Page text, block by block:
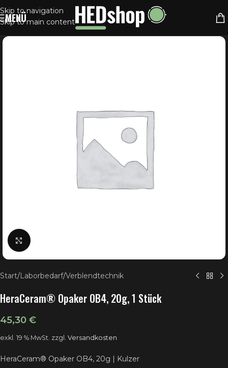
Skip to navigation
Skip to main content
MENÜ
Klick zum Vergrößern
Start/Laborbedarf/Verblendtechnik
HeraCeram® Opaker OB4, 20g, 1 Stück
45,30 €
exkl. 19 % MwSt. zzgl. Versandkosten
HeraCeram® Opaker OB4, 20g | Kulzer